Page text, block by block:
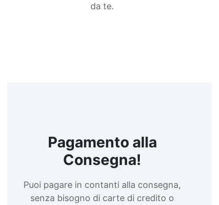
da te.
Pagamento alla
Consegna!
Puoi pagare in contanti alla consegna,
senza bisogno di carte di credito o